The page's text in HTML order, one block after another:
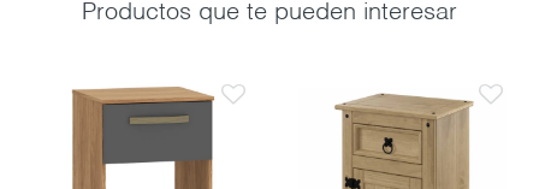
Productos que te pueden interesar